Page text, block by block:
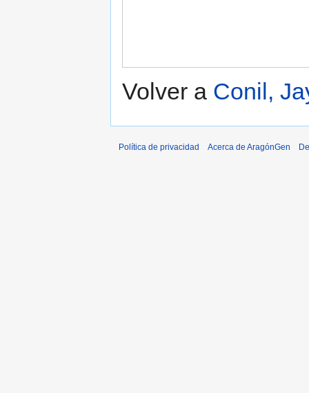
Volver a Conil,
Política de privacidad Acerca de AragónGen